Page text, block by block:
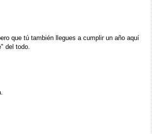
que tú también llegues a cumplir un año aquí
del todo.